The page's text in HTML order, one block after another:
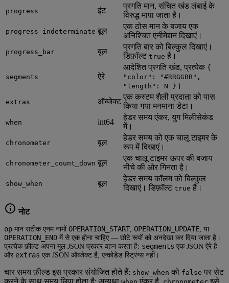
progress इंट
प्रगति मान, संचित खंड लंबाई के
विरुद्ध मापा जाता है।
progress_indeterminate बूल
एक ठोस मान के बजाय एक
अनिश्चित एनीमेशन दिखाएं।
progress_bar बूल
प्रगति बार को बिल्कुल दिखाएं।
डिफ़ॉल्ट true है।
segments ऐरे
आदेशित प्रगति खंड, प्रत्येक {
"color": "#RRGGBB",
"length": N } ।
extras ऑब्जेक्ट
एक कस्टम शैली प्रदाता को पास
किया गया मनमाना डेटा।
when int64
हेडर समय एंकर, युग मिलीसेकंड
में।
chronometer बूल
हेडर समय को एक चालू टाइमर के
रूप में दिखाएं।
chronometer_count_down बूल
एक चालू टाइमर ऊपर की बजाय
नीचे की ओर गिनता है।
show_when बूल
हेडर समय कॉलम को बिल्कुल
दिखाएं। डिफ़ॉल्ट true है।
नोट
op मान सटीक एनम नामों OPERATION_START, OPERATION_UPDATE, या
OPERATION_END में से एक होना चाहिए — छोटे रूपों को अनदेखा कर दिया जाता है।
प्रत्येक फ़ील्ड अपना मूल JSON प्रकार वहन करता है: segments एक JSON ऐरे है
और extras एक JSON ऑब्जेक्ट है, एन्कोडेड स्ट्रिंग्स नहीं।
चार समय फ़ील्ड इस प्रकार संयोजित होते हैं: show_when को false पर सेट